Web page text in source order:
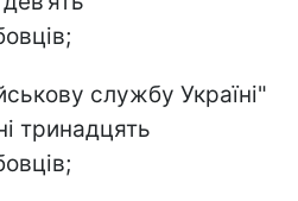
службу Україні"
тринадцять